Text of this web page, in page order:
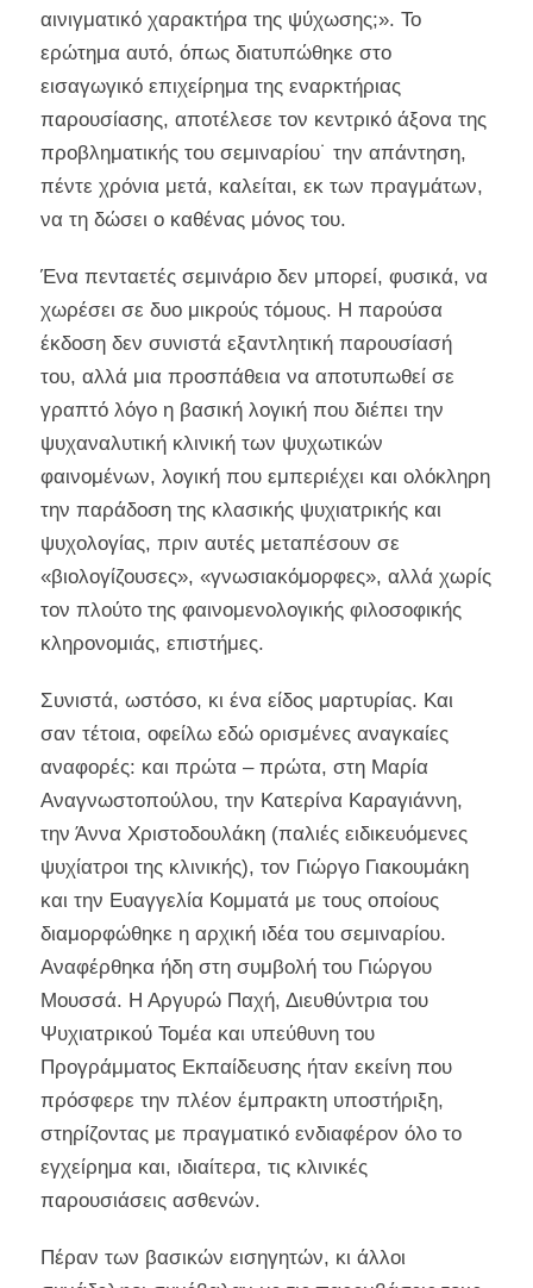
αινιγματικό χαρακτήρα της ψύχωσης;». Το
ερώτημα αυτό, όπως διατυπώθηκε στο
εισαγωγικό επιχείρημα της εναρκτήριας
παρουσίασης, αποτέλεσε τον κεντρικό άξονα της
προβληματικής του σεμιναρίου˙ την απάντηση,
πέντε χρόνια μετά, καλείται, εκ των πραγμάτων,
να τη δώσει ο καθένας μόνος του.
Ένα πενταετές σεμινάριο δεν μπορεί, φυσικά, να
χωρέσει σε δυο μικρούς τόμους. Η παρούσα
έκδοση δεν συνιστά εξαντλητική παρουσίασή
του, αλλά μια προσπάθεια να αποτυπωθεί σε
γραπτό λόγο η βασική λογική που διέπει την
ψυχαναλυτική κλινική των ψυχωτικών
φαινομένων, λογική που εμπεριέχει και ολόκληρη
την παράδοση της κλασικής ψυχιατρικής και
ψυχολογίας, πριν αυτές μεταπέσουν σε
«βιολογίζουσες», «γνωσιακόμορφες», αλλά χωρίς
τον πλούτο της φαινομενολογικής φιλοσοφικής
κληρονομιάς, επιστήμες.
Συνιστά, ωστόσο, κι ένα είδος μαρτυρίας. Και
σαν τέτοια, οφείλω εδώ ορισμένες αναγκαίες
αναφορές: και πρώτα – πρώτα, στη Μαρία
Αναγνωστοπούλου, την Κατερίνα Καραγιάννη,
την Άννα Χριστοδουλάκη (παλιές ειδικευόμενες
ψυχίατροι της κλινικής), τον Γιώργο Γιακουμάκη
και την Ευαγγελία Κομματά με τους οποίους
διαμορφώθηκε η αρχική ιδέα του σεμιναρίου.
Αναφέρθηκα ήδη στη συμβολή του Γιώργου
Μουσσά. Η Αργυρώ Παχή, Διευθύντρια του
Ψυχιατρικού Τομέα και υπεύθυνη του
Προγράμματος Εκπαίδευσης ήταν εκείνη που
πρόσφερε την πλέον έμπρακτη υποστήριξη,
στηρίζοντας με πραγματικό ενδιαφέρον όλο το
εγχείρημα και, ιδιαίτερα, τις κλινικές
παρουσιάσεις ασθενών.
Πέραν των βασικών εισηγητών, κι άλλοι